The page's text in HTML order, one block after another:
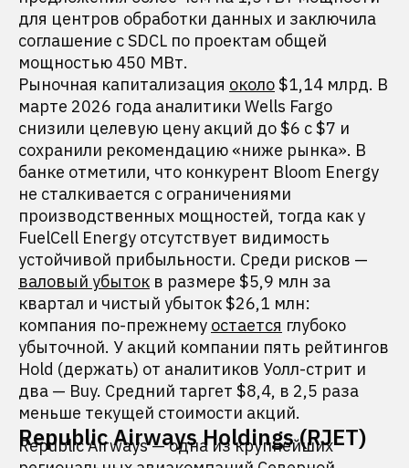
для центров обработки данных и заключила
соглашение с SDCL по проектам общей
мощностью 450 МВт.
Рыночная капитализация около$1,14 млрд. В
марте 2026 года аналитики Wells Fargo
снизили целевую цену акций до $6 с $7 и
сохранили рекомендацию «ниже рынка». В
банке отметили, что конкурент Bloom Energy
не сталкивается с ограничениями
производственных мощностей, тогда как у
FuelCell Energy отсутствует видимость
устойчивой прибыльности. Среди рисков —
валовый убыток в размере $5,9 млн за
квартал и чистый убыток $26,1 млн:
компания по-прежнему остается глубоко
убыточной. У акций компании пять рейтингов
Hold (держать) от аналитиков Уолл-стрит и
два — Buy. Средний таргет $8,4, в 2,5 раза
меньше текущей стоимости акций.
Republic Airways Holdings (RJET)
Republic Airways — одна из крупнейших